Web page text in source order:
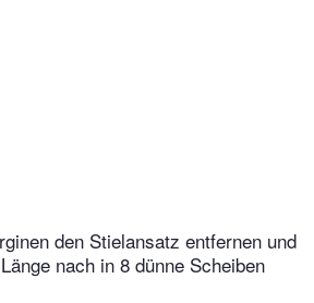
den Stielansatz entfernen und
nach in 8 dünne Scheiben